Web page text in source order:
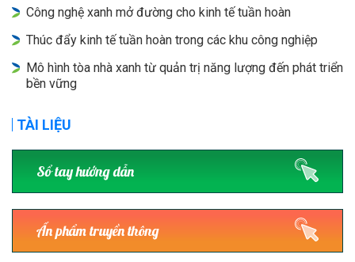
Công nghệ xanh mở đường cho kinh tế tuần hoàn
Thúc đẩy kinh tế tuần hoàn trong các khu công nghiệp
Mô hình tòa nhà xanh từ quản trị năng lượng đến phát triển
bền vững
TÀI LIỆU
Sổ tay hướng dẫn
Ấn phẩm truyền thông